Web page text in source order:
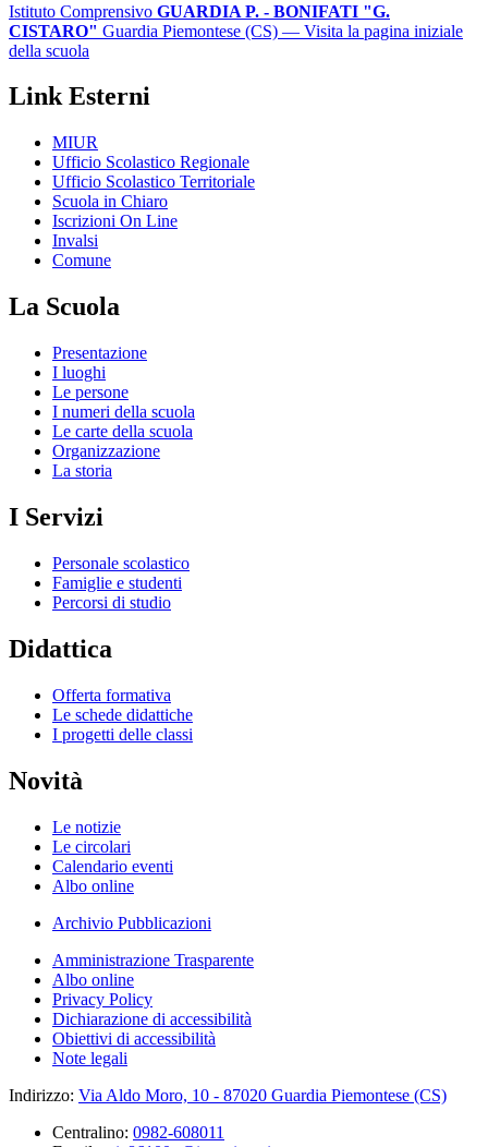
Istituto Comprensivo GUARDIA P. - BONIFATI "G.
CISTARO" Guardia Piemontese (CS) — Visita la pagina iniziale
della scuola
Link Esterni
MIUR
Ufficio Scolastico Regionale
Ufficio Scolastico Territoriale
Scuola in Chiaro
Iscrizioni On Line
Invalsi
Comune
La Scuola
Presentazione
I luoghi
Le persone
I numeri della scuola
Le carte della scuola
Organizzazione
La storia
I Servizi
Personale scolastico
Famiglie e studenti
Percorsi di studio
Didattica
Offerta formativa
Le schede didattiche
I progetti delle classi
Novità
Le notizie
Le circolari
Calendario eventi
Albo online
Archivio Pubblicazioni
Amministrazione Trasparente
Albo online
Privacy Policy
Dichiarazione di accessibilità
Obiettivi di accessibilità
Note legali
Indirizzo: Via Aldo Moro, 10 - 87020 Guardia Piemontese (CS)
Centralino: 0982-608011